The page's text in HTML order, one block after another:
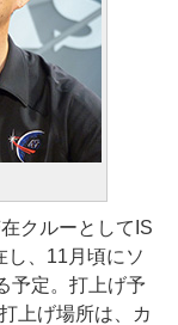
クルーとしてIS
し、11月頃にソ
予定。打上げ予
上げ場所は、カ